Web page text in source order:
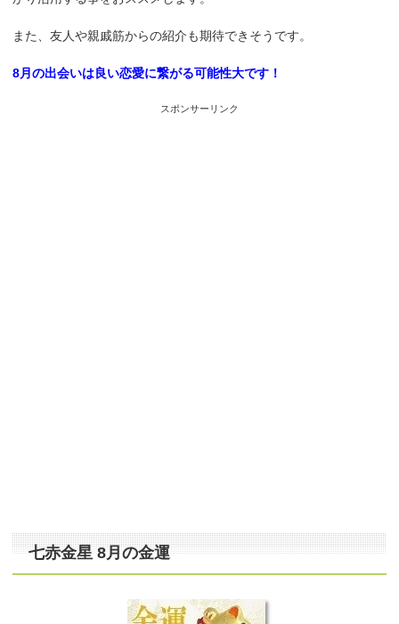
また、友人や親戚筋からの紹介も期待できそうです。
8月の出会いは良い恋愛に繋がる可能性大です！
スポンサーリンク
七赤金星 8月の金運